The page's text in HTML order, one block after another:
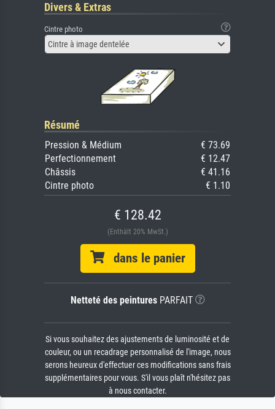
Divers & Extras
Cintre photo
Cintre à image dentelée
Résumé
Pression & Médium
€ 73.69
Perfectionnement
€ 12.47
Châssis
€ 41.16
Cintre photo
€ 1.10
€ 128.42
(Enthält 20% MwSt.)
dans le panier
Netteté des peinturesPARFAIT
Si vous souhaitez des ajustements de luminosité et de
couleur, ou un recadrage personnalisé de l'image, nous
serons heureux d'effectuer ces modifications sans frais
supplémentaires pour vous. S'il vous plaît n'hésitez pas
à nous contacter.